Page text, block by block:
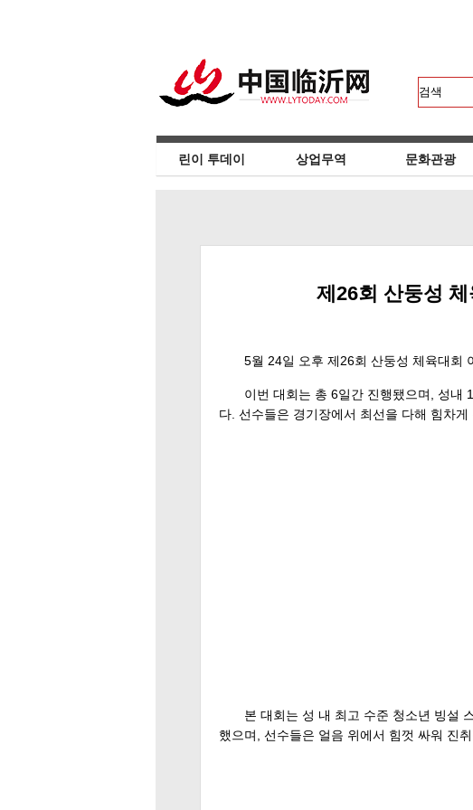
린이 투데이 상업무역 문화관광
제26회 산둥성
5월 24일 오후 제26회 산둥성 체육대회
이번 대회는 총 6일간 진행됐으며, 성내
다. 선수들은 경기장에서 최선을 다해 힘차
본 대회는 성 내 최고 수준 청소년 빙설
했으며, 선수들은 얼음 위에서 힘껏 싸워 진